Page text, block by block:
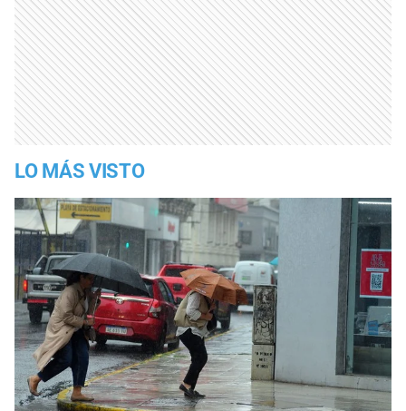
LO MÁS VISTO